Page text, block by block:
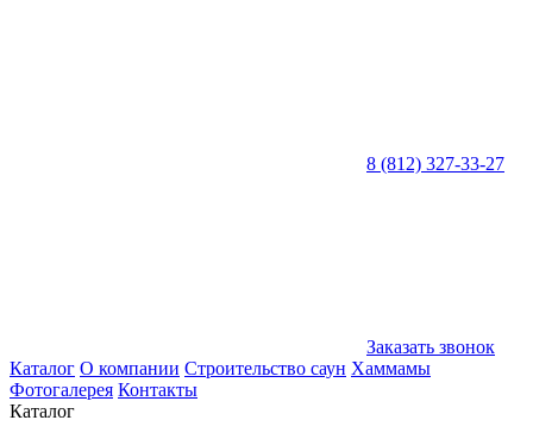
8 (812) 327-33-27
Заказать звонок
Каталог О компании Строительство саун Хаммамы
Фотогалерея Контакты
Каталог